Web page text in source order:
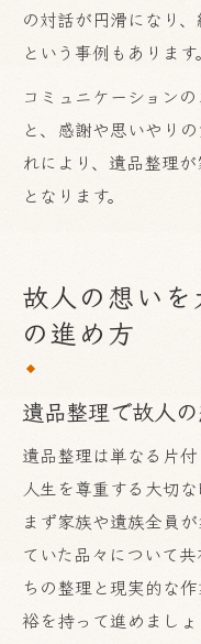
の対話が円滑になり
という事例もあります。
コミュニケーション
と、感謝や思いやり
れにより、遺品整理
となります。
故人の想い
の進め方
遺品整理で故人
遺品整理は単なる片
人生を尊重する大切
まず家族や遺族全員
ていた品々について
ちの整理と現実的な
裕を持って進めましょ